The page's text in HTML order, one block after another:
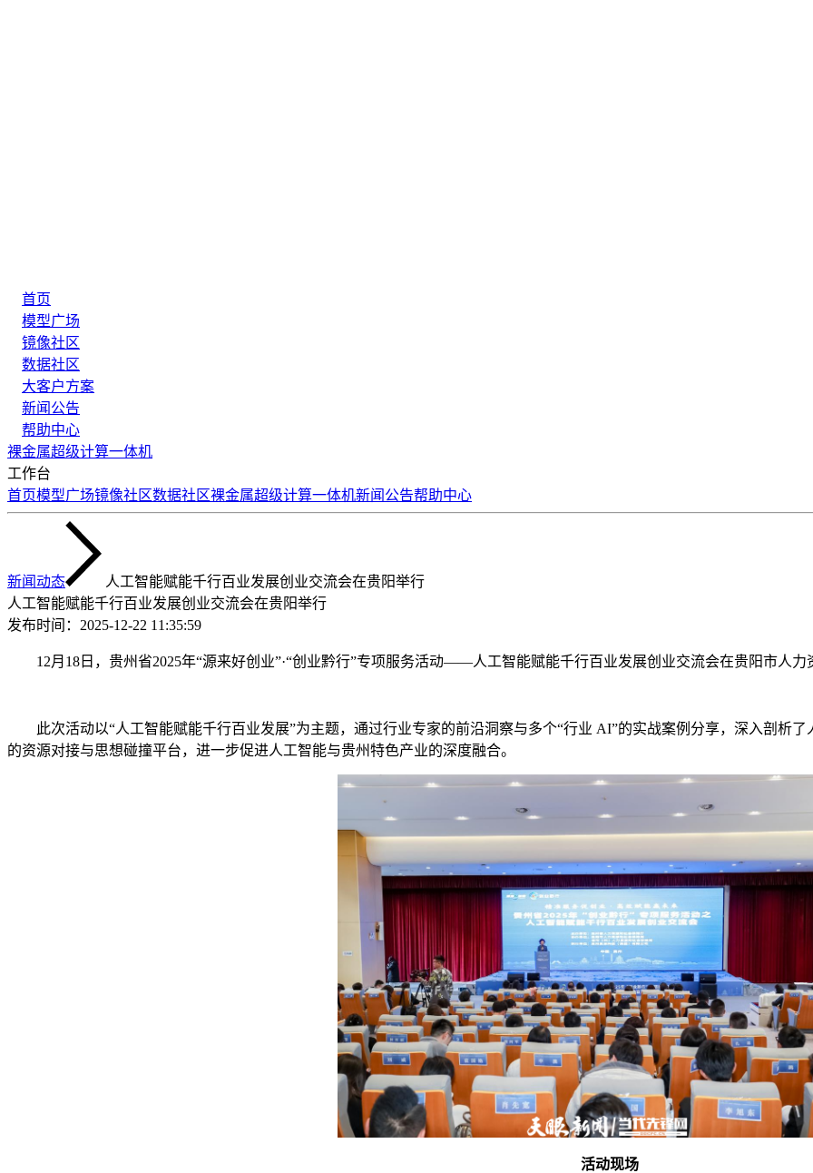
首页
模型广场
镜像社区
数据社区
大客户方案
新闻公告
帮助中心
裸金属超级计算一体机
工作台
首页模型广场镜像社区数据社区裸金属超级计算一体机新闻公告帮助中心
新闻动态
人工智能赋能千行百业发展创业交流会在贵阳举行
人工智能赋能千行百业发展创业交流会在贵阳举行
发布时间： 2025-12-22 11:35:59
12月18日，贵州省2025年“源来好创业”·“创业黔行”专项服务活动——人工智能赋能千行百业发展创业交流会在贵阳市人力
此次活动以“人工智能赋能千行百业发展”为主题，通过行业专家的前沿洞察与多个“行业 AI”的实战案例分享，深入剖析
的资源对接与思想碰撞平台，进一步促进人工智能与贵州特色产业的深度融合。
活动现场